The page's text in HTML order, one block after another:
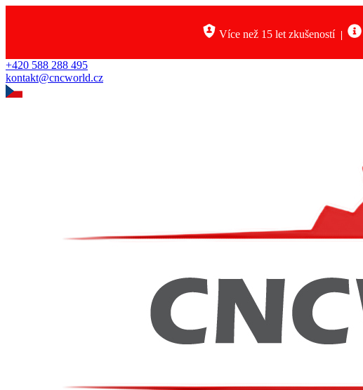
Více než 15 let zkušeností
+420 588 288 495
kontakt@cncworld.cz